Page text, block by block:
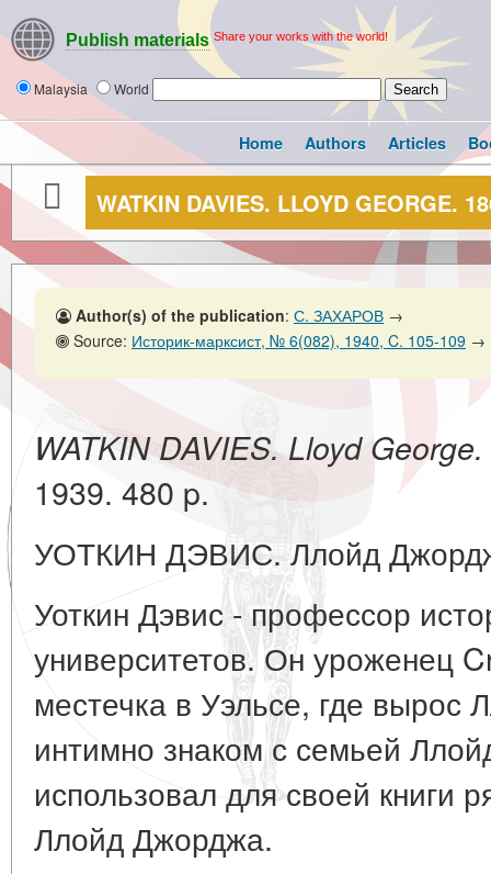
Publish materials Share your works with the world!
Malaysia World
Home Authors Articles
WATKIN DAVIES. LLOYD GEORGE.
Author(s) of the publication: С. ЗАХАРОВ →
Source: Историк-марксист, № 6(082), 1940, C. 105-109 →
WATKIN DAVIES. Lloyd George.
1939. 480 p.
УОТКИН ДЭВИС. Ллойд
Уоткин Дэвис - профессор
университетов. Он уроженец
местечка в Уэльсе, где
интимно знаком с семьей
использовал для своей книги
Ллойд Джорджа.